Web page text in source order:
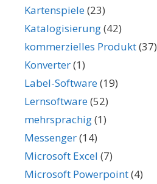
Kartenspiele(23)
Katalogisierung(42)
kommerzielles Produkt(37)
Konverter(1)
Label-Software(19)
Lernsoftware(52)
mehrsprachig(1)
Messenger(14)
Microsoft Excel (7)
Microsoft Powerpoint(4)